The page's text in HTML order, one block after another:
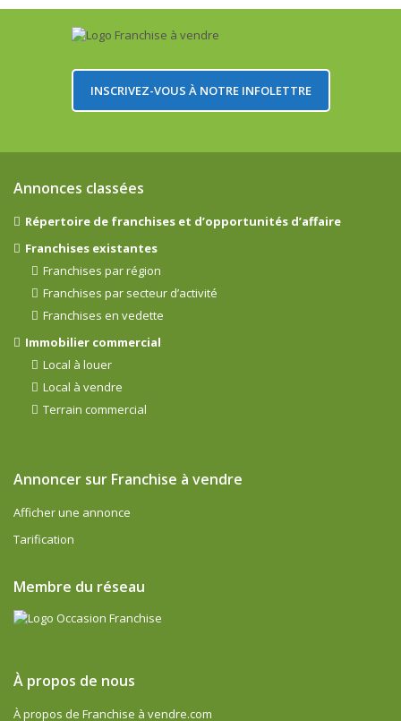
INSCRIVEZ-VOUS À NOTRE INFOLETTRE
Annonces classées
Répertoire de franchises et d’opportunités d’affaire
Franchises existantes
Franchises par région
Franchises par secteur d’activité
Franchises en vedette
Immobilier commercial
Local à louer
Local à vendre
Terrain commercial
Annoncer sur Franchise à vendre
Afficher une annonce
Tarification
Membre du réseau
À propos de nous
À propos de Franchise à vendre.com